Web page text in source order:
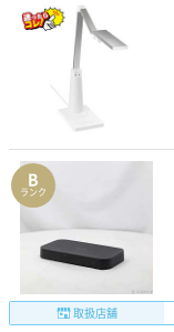
B
ランク
取扱店舗